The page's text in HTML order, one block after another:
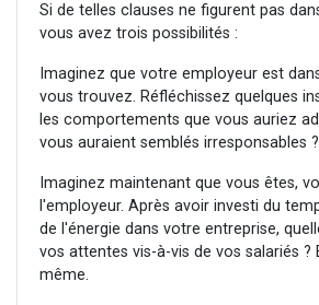
Si de telles clauses ne figurent pas
vous avez trois possibilités :
Imaginez que votre employeur est
vous trouvez. Réfléchissez quelques
les comportements que vous auriez
vous auraient semblés irresponsables ?
Imaginez maintenant que vous êtes,
l'employeur. Après avoir investi du
de l'énergie dans votre entreprise,
vos attentes vis-à-vis de vos salariés ?
même.